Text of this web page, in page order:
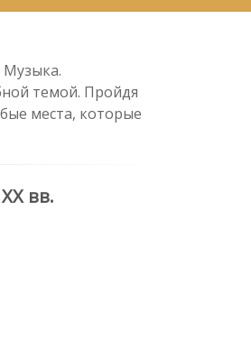
Музыка.
темой. Пройдя
места, которые
вв.